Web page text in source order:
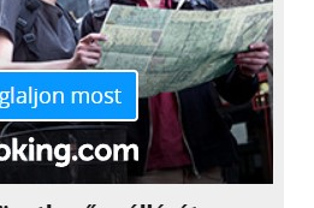
és egyebek jelzik a a
az “olcsón még épp